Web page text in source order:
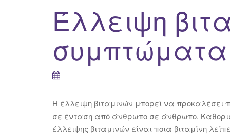
Έλλειψη
συμπτώματα
Η έλλειψη βιταμινών μπορεί να
σε ένταση από άνθρωπο σε άνθρωπο.
έλλειψης βιταμινών είναι ποια βιταμίνη